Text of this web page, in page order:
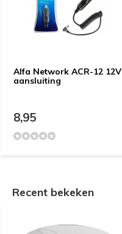
Alfa Network ACR-12 12V
aansluiting
8,95
Recent bekeken